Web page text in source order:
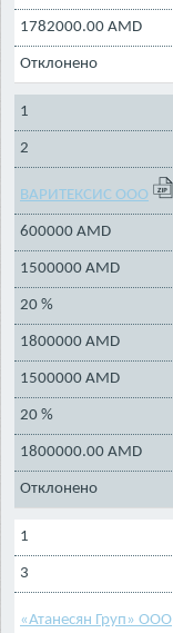
1782000.00 AMD
Отклонено
1
2
ВАРИТЕКСИС ООО
600000 AMD
1500000 AMD
20 %
1800000 AMD
1500000 AMD
20 %
1800000.00 AMD
Отклонено
1
3
«Атанесян Груп» ООО